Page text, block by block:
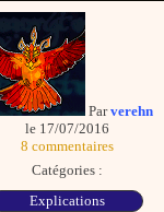
Parverehn
le 17/07/2016
8 commentaires
Catégories :
Explications